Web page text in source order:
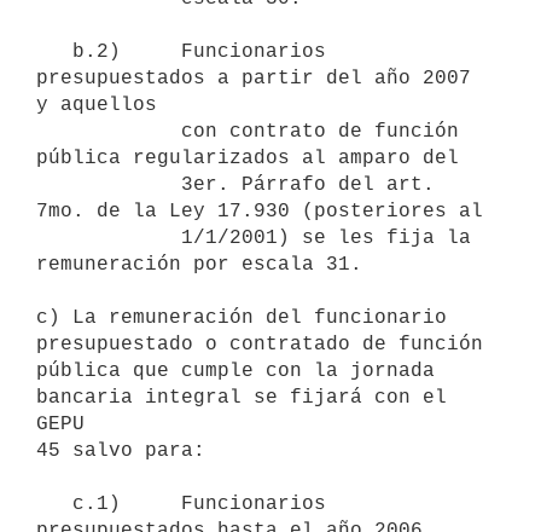
presupuestados a partir del año 2007
y aquellos
pública regularizados al amparo del
7mo. de la Ley 17.930 (posteriores al
remuneración por escala 31.
c) La remuneración del funcionario
presupuestado o contratado de función
pública que cumple con la jornada
bancaria integral se fijará con el
GEPU
45 salvo para: